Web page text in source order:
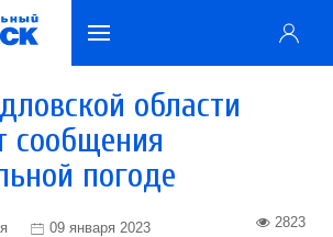
области
сообщения
погоде
09 января 2023 2823